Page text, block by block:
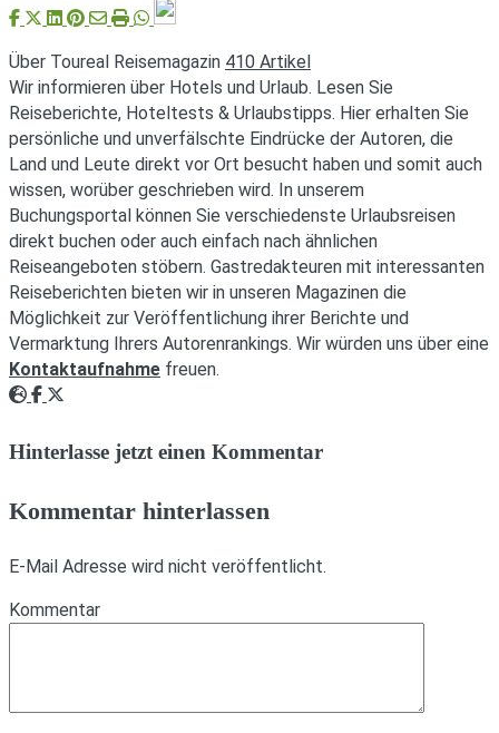
Über Toureal Reisemagazin 410 Artikel
Wir informieren über Hotels und Urlaub. Lesen Sie
Reiseberichte, Hoteltests & Urlaubstipps. Hier erhalten Sie
persönliche und unverfälschte Eindrücke der Autoren, die
Land und Leute direkt vor Ort besucht haben und somit auch
wissen, worüber geschrieben wird. In unserem
Buchungsportal können Sie verschiedenste Urlaubsreisen
direkt buchen oder auch einfach nach ähnlichen
Reiseangeboten stöbern. Gastredakteuren mit interessanten
Reiseberichten bieten wir in unseren Magazinen die
Möglichkeit zur Veröffentlichung ihrer Berichte und
Vermarktung Ihrers Autorenrankings. Wir würden uns über eine
Kontaktaufnahme freuen.
Webseite
Facebook
Hinterlasse jetzt einen Kommentar
Kommentar hinterlassen
E-Mail Adresse wird nicht veröffentlicht.
Kommentar